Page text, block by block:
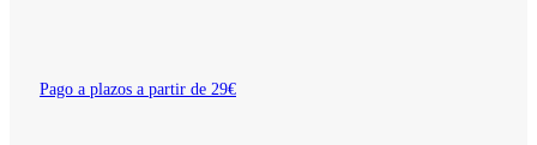
Pago a plazos a partir de 29€